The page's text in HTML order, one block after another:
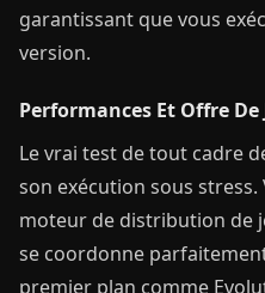
garantissant que vous
version.
Performances Et Offre De
Le vrai test de tout cadre
son exécution sous
moteur de distribution de
se coordonne
premier plan comme